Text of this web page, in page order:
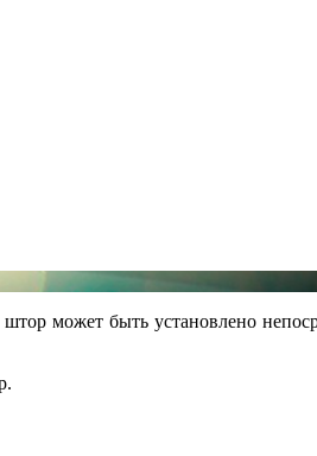
может быть установлено